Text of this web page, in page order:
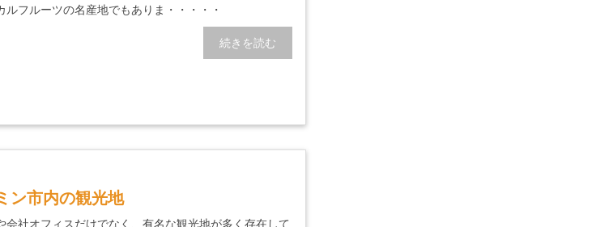
フルーツの名産地でもありま・・・・・
続きを読む
ン市内の観光地
会社オフィスだけでなく、有名な観光地が多く存在して